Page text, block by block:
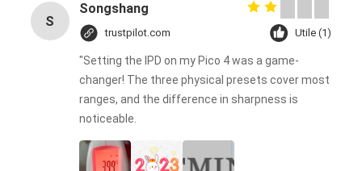
S
Songshang
trustpilot.com Utile (1)
"Setting the IPD on my Pico 4 was a game-
changer! The three physical presets cover most
ranges, and the difference in sharpness is
noticeable.